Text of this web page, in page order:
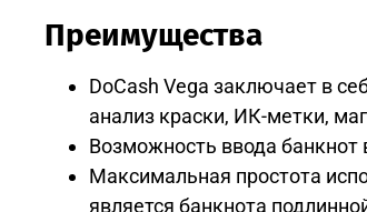
Преимущества
DoCash Vega заключает в
анализ краски, ИК-метки,
Возможность ввода
Максимальная простота
является банкнота